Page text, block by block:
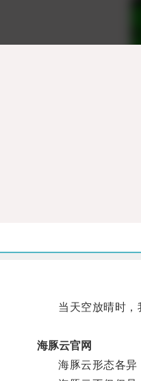
当天空放晴时，我
海豚云官网
海豚云形态各异，